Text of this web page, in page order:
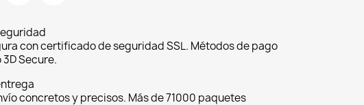
con certificado de seguridad SSL. Métodos de pago
Secure.
concretos y precisos. Más de 71000 paquetes